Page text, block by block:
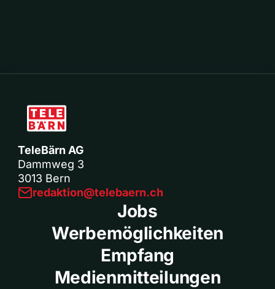
TeleBärn AG
Dammweg 3
3013 Bern
redaktion@telebaern.ch
Jobs
Werbemöglichkeiten
Empfang
Medienmitteilungen